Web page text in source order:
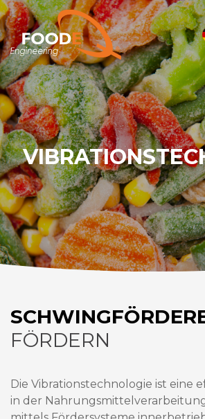
FÖRDERN
Die Vibrationstechnologie ist eine
in der